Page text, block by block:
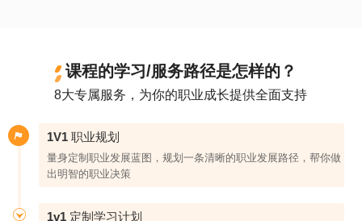
课程的学习/服务路径是怎样的？
8大专属服务，为你的职业成长提供全面支持
1V1 职业规划
量身定制职业发展蓝图，规划一条清晰的职业发展路径，帮你做
出明智的职业决策
1v1 定制学习计划